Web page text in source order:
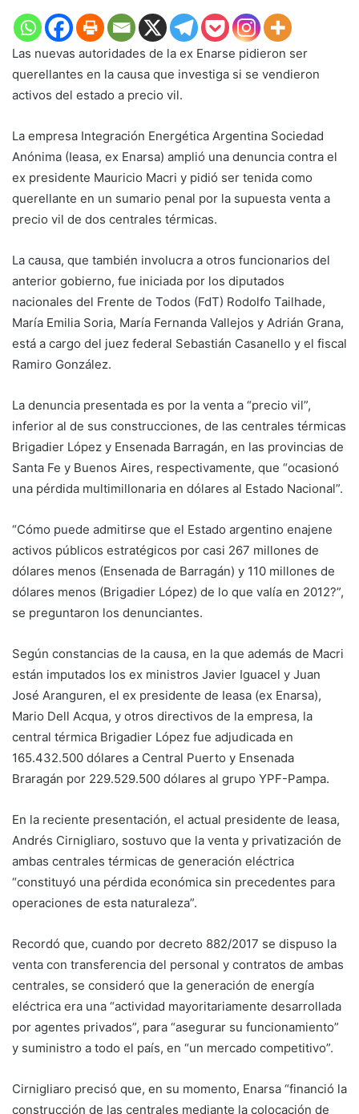
Las nuevas autoridades de la ex Enarse pidieron ser
querellantes en la causa que investiga si se vendieron
activos del estado a precio vil.
La empresa Integración Energética Argentina Sociedad
Anónima (Ieasa, ex Enarsa) amplió una denuncia contra el
ex presidente Mauricio Macri y pidió ser tenida como
querellante en un sumario penal por la supuesta venta a
precio vil de dos centrales térmicas.
La causa, que también involucra a otros funcionarios del
anterior gobierno, fue iniciada por los diputados
nacionales del Frente de Todos (FdT) Rodolfo Tailhade,
María Emilia Soria, María Fernanda Vallejos y Adrián Grana,
está a cargo del juez federal Sebastián Casanello y el fiscal
Ramiro González.
La denuncia presentada es por la venta a “precio vil”,
inferior al de sus construcciones, de las centrales térmicas
Brigadier López y Ensenada Barragán, en las provincias de
Santa Fe y Buenos Aires, respectivamente, que “ocasionó
una pérdida multimillonaria en dólares al Estado Nacional”.
“Cómo puede admitirse que el Estado argentino enajene
activos públicos estratégicos por casi 267 millones de
dólares menos (Ensenada de Barragán) y 110 millones de
dólares menos (Brigadier López) de lo que valía en 2012?”,
se preguntaron los denunciantes.
Según constancias de la causa, en la que además de Macri
están imputados los ex ministros Javier Iguacel y Juan
José Aranguren, el ex presidente de Ieasa (ex Enarsa),
Mario Dell Acqua, y otros directivos de la empresa, la
central térmica Brigadier López fue adjudicada en
165.432.500 dólares a Central Puerto y Ensenada
Braragán por 229.529.500 dólares al grupo YPF-Pampa.
En la reciente presentación, el actual presidente de Ieasa,
Andrés Cirnigliaro, sostuvo que la venta y privatización de
ambas centrales térmicas de generación eléctrica
“constituyó una pérdida económica sin precedentes para
operaciones de esta naturaleza”.
Recordó que, cuando por decreto 882/2017 se dispuso la
venta con transferencia del personal y contratos de ambas
centrales, se consideró que la generación de energía
eléctrica era una “actividad mayoritariamente desarrollada
por agentes privados”, para “asegurar su funcionamiento”
y suministro a todo el país, en “un mercado competitivo”.
Cirnigliaro precisó que, en su momento, Enarsa “financió la
construcción de las centrales mediante la colocación de